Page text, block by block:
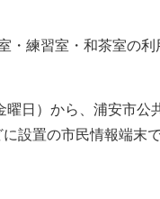
・練習室・和茶室の
日）から、浦安市公
設置の市民情報端末